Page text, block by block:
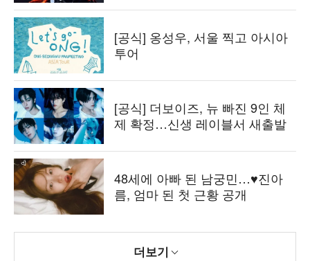
[공식] 옹성우, 서울 찍고 아시아
투어
[공식] 더보이즈, 뉴 빠진 9인 체
제 확정…신생 레이블서 새출발
48세에 아빠 된 남궁민…♥진아
름, 엄마 된 첫 근황 공개
더보기